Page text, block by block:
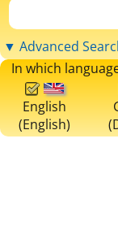
▼ Advanced
In which
English
(English)